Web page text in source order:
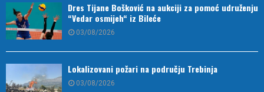
Dres Tijane Bošković na aukciji za pomoć udruženju
“Vedar osmijeh“ iz Bileće
03/08/2026
Lokalizovani požari na području Trebinja
03/08/2026